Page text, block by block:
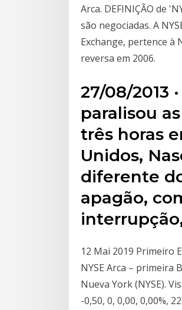
Arca. DEFINIÇÃO de
são negociadas. A
Exchange, pertence à
reversa em 2006.
27/08/2013
paralisou
três horas
Unidos,
diferente
apagão,
12 Mai 2019 Primeiro
NYSE Arca – primeira
Nueva York (NYSE).
-0,50, 0, 0,00, 0,00%,